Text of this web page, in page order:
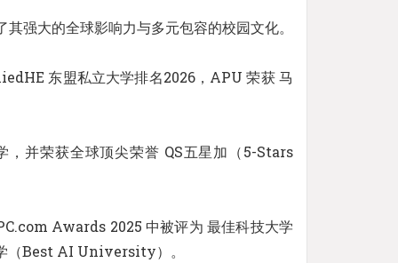
强大的全球影响力与多元包容的校园文化。
东盟私立大学排名2026，APU 荣获 马
并荣获全球顶尖荣誉 QS五星加（5-Stars
Awards 2025 中被评为 最佳科技大学
（Best AI University）。